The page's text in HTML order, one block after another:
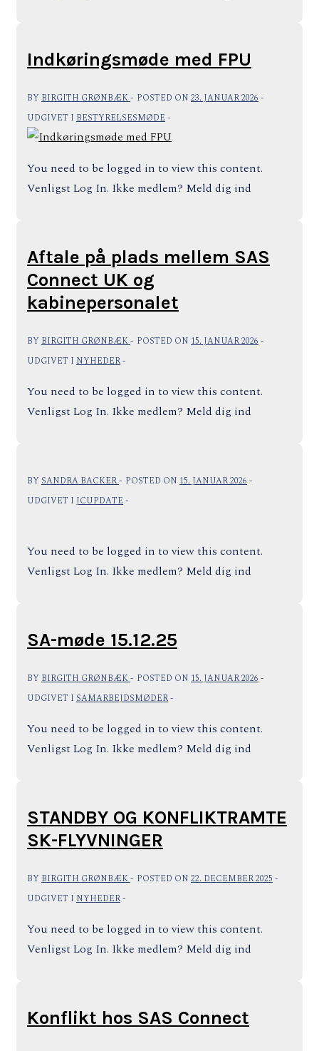
Indkøringsmøde med FPU
BY BIRGITH GRØNBÆK POSTED ON 23. JANUAR 2026
UDGIVET I BESTYRELSESMØDE
You need to be logged in to view this content.
Venligst Log In. Ikke medlem? Meld dig ind
Aftale på plads mellem SAS
Connect UK og
kabinepersonalet
BY BIRGITH GRØNBÆK POSTED ON 15. JANUAR 2026
UDGIVET I NYHEDER
You need to be logged in to view this content.
Venligst Log In. Ikke medlem? Meld dig ind
BY SANDRA BACKER POSTED ON 15. JANUAR 2026
UDGIVET I JCUPDATE
You need to be logged in to view this content.
Venligst Log In. Ikke medlem? Meld dig ind
SA-møde 15.12.25
BY BIRGITH GRØNBÆK POSTED ON 15. JANUAR 2026
UDGIVET I SAMARBEJDSMØDER
You need to be logged in to view this content.
Venligst Log In. Ikke medlem? Meld dig ind
STANDBY OG KONFLIKTRAMTE
SK-FLYVNINGER
BY BIRGITH GRØNBÆK POSTED ON 22. DECEMBER 2025
UDGIVET I NYHEDER
You need to be logged in to view this content.
Venligst Log In. Ikke medlem? Meld dig ind
Konflikt hos SAS Connect